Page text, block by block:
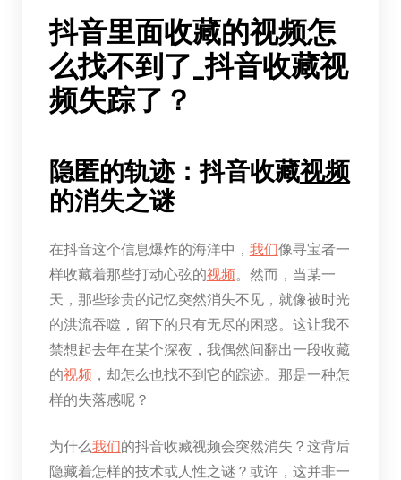
抖音里面收藏的视频怎
么找不到了_抖音收藏视
频失踪了？
隐匿的轨迹：抖音收藏视频
的消失之谜
在抖音这个信息爆炸的海洋中， 我们像寻宝者一
样收藏着那些打动心弦的视频。然而，当某一
天，那些珍贵的记忆突然消失不见，就像被时光
的洪流吞噬，留下的只有无尽的困惑。这让我不
禁想起去年在某个深夜，我偶然间翻出一段收藏
的视频 ，却怎么也找不到它的踪迹。那是一种怎
样的失落感呢？
为什么我们的抖音收藏视频会突然消失？这背后
隐藏着怎样的技术或人性之谜？或许，这并非一